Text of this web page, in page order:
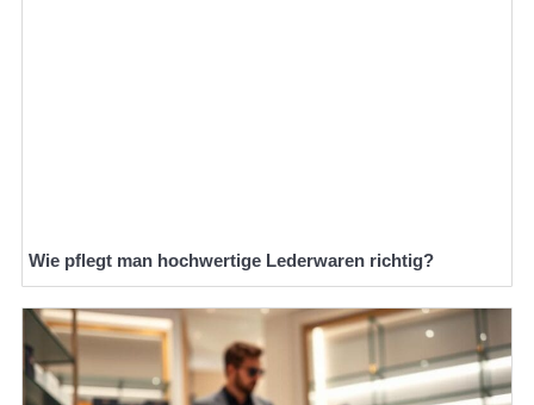
Wie pflegt man hochwertige Lederwaren richtig?